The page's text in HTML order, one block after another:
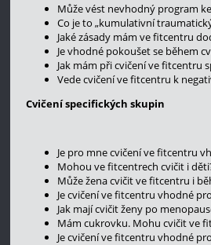
Může vést nevhodný program
Co je to „kumulativní
Jaké zásady mám ve fitcentru
Je vhodné pokoušet se během
Jak mám při cvičení ve fitcentru
Vede cvičení ve fitcentru k
Cvičení specifických skupin
Je pro mne cvičení ve fitcentru
Mohou ve fitcentrech cvičit i
Může žena cvičit ve fitcentru i
Je cvičení ve fitcentru vhodné
Jak mají cvičit ženy po
Mám cukrovku. Mohu cvičit ve
Je cvičení ve fitcentru vhodné